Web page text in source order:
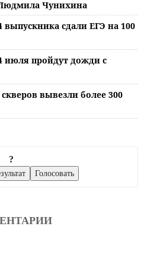
Чунихина
выпускника сдали ЕГЭ на 100
июля пройдут дожди с
вывезли более 300
?